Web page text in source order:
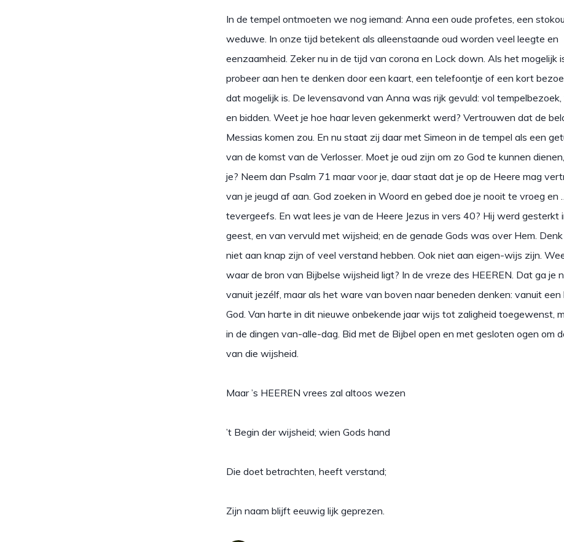
In de tempel ontmoeten we nog iemand: Anna een oude profetes, een
weduwe. In onze tijd betekent als alleenstaande oud worden veel leegte en
eenzaamheid. Zeker nu in de tijd van corona en Lock down. Als het mogelijk
probeer aan hen te denken door een kaart, een telefoontje of een kort
dat mogelijk is. De levensavond van Anna was rijk gevuld: vol
en bidden. Weet je hoe haar leven gekenmerkt werd? Vertrouwen dat de
Messias komen zou. En nu staat zij daar met Simeon in de tempel als een
van de komst van de Verlosser. Moet je oud zijn om zo God te kunnen
je? Neem dan Psalm 71 maar voor je, daar staat dat je op de Heere mag
van je jeugd af aan. God zoeken in Woord en gebed doe je nooit te vroeg en
tevergeefs. En wat lees je van de Heere Jezus in vers 40? Hij werd gesterkt
geest, en van vervuld met wijsheid; en de genade Gods was over Hem.
niet aan knap zijn of veel verstand hebben. Ook niet aan eigen-wijs zijn.
waar de bron van Bijbelse wijsheid ligt? In de vreze des HEEREN. Dat ga je
vanuit jezélf, maar als het ware van boven naar beneden denken: vanuit een
God. Van harte in dit nieuwe onbekende jaar wijs tot zaligheid toegewenst,
in de dingen van-alle-dag. Bid met de Bijbel open en met gesloten ogen om
van die wijsheid.
Maar ’s HEEREN vrees zal altoos wezen
’t Begin der wijsheid; wien Gods hand
Die doet betrachten, heeft verstand;
Zijn naam blijft eeuwig lijk geprezen.